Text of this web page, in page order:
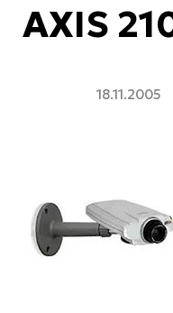
AXIS
18.11.2005